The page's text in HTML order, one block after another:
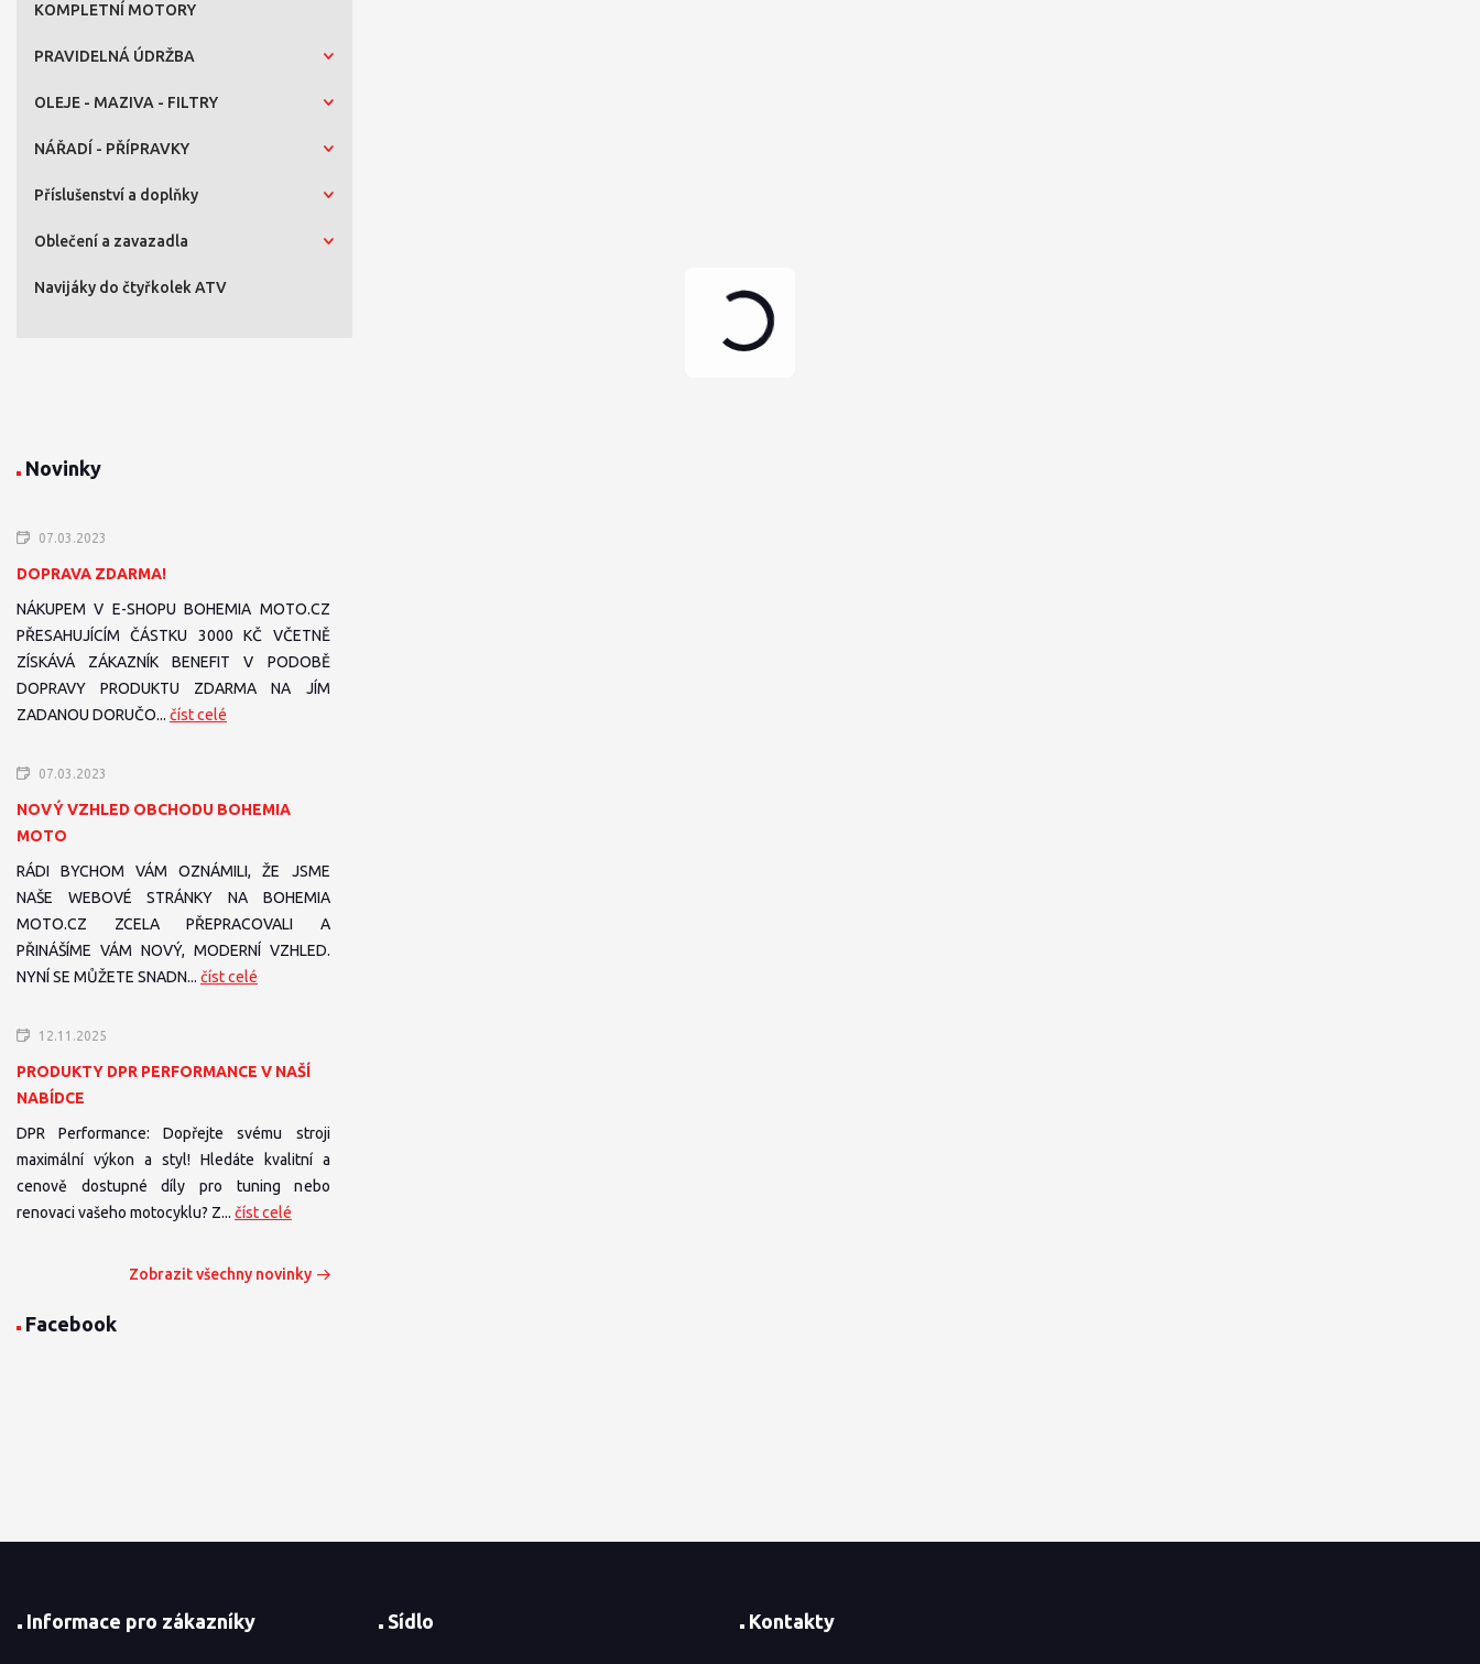
KOMPLETNÍ MOTORY
PRAVIDELNÁ ÚDRŽBA
OLEJE - MAZIVA - FILTRY
NÁŘADÍ - PŘÍPRAVKY
Příslušenství a doplňky
Oblečení a zavazadla
Navijáky do čtyřkolek ATV
Novinky
07.03.2023
DOPRAVA ZDARMA!
NÁKUPEM V E-SHOPU BOHEMIA MOTO.CZ
PŘESAHUJÍCÍM ČÁSTKU 3000 KČ VČETNĚ
ZÍSKÁVÁ ZÁKAZNÍK BENEFIT V PODOBĚ
DOPRAVY PRODUKTU ZDARMA NA JÍM
ZADANOU DORUČO... číst celé
07.03.2023
NOVÝ VZHLED OBCHODU BOHEMIA
MOTO
RÁDI BYCHOM VÁM OZNÁMILI, ŽE JSME
NAŠE WEBOVÉ STRÁNKY NA BOHEMIA
MOTO.CZ ZCELA PŘEPRACOVALI A
PŘINÁŠÍME VÁM NOVÝ, MODERNÍ VZHLED.
NYNÍ SE MŮŽETE SNADN... číst celé
12.11.2025
PRODUKTY DPR PERFORMANCE V NAŠÍ
NABÍDCE
DPR Performance: Dopřejte svému stroji
maximální výkon a styl! Hledáte kvalitní a
cenově dostupné díly pro tuning nebo
renovaci vašeho motocyklu? Z... číst celé
Zobrazit všechny novinky
Facebook
Informace pro zákazníky Sídlo Kontakty